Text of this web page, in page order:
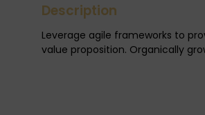
Description
Leverage agile frameworks to
value proposition. Organically